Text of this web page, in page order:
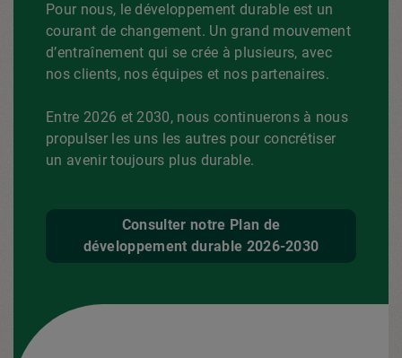
Pour nous, le développement durable est un
courant de changement. Un grand mouvement
d’entraînement qui se crée à plusieurs, avec
nos clients, nos équipes et nos partenaires.
Entre 2026 et 2030, nous continuerons à nous
propulser les uns les autres pour concrétiser
un avenir toujours plus durable.
Consulter notre Plan de
développement durable 2026-2030